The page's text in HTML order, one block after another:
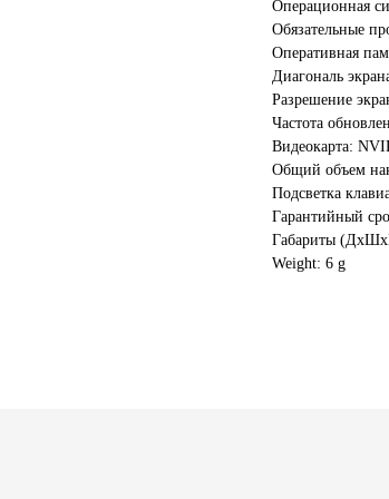
Операционная
Обязательные
Оперативная
Диагональ
Разрешение
Частота
Видеокарта:
Общий объем
Подсветка
Гарантийный
Габариты
Weight: 6 g